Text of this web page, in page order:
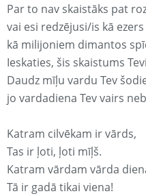
Par to nav skaistāks pat
vai esi redzējusi/is kā
kā milijoniem dimantos
Ieskaties, šis skaistums
Daudz mīļu vardu Tev
jo vardadiena Tev vairs
Katram cilvēkam ir vārds,
Tas ir ļoti, ļoti mīļš.
Katram vārdam vārda
Tā ir gadā tikai viena!